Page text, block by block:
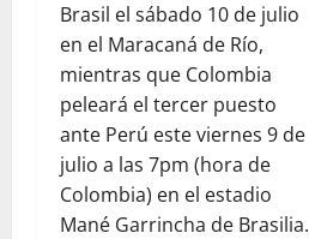
Brasil el sábado 10 de julio
en el Maracaná de Río,
mientras que Colombia
peleará el tercer puesto
ante Perú este viernes 9 de
julio a las 7pm (hora de
Colombia) en el estadio
Mané Garrincha de Brasilia.